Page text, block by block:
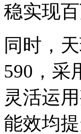
稳实现百
同时，
590，采
灵活运
能效均